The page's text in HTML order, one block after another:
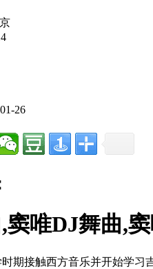
26
窦唯DJ舞曲,
期接触西方音乐并开始学习